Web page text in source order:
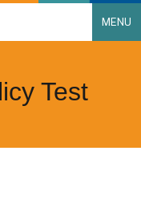
MENU
Test